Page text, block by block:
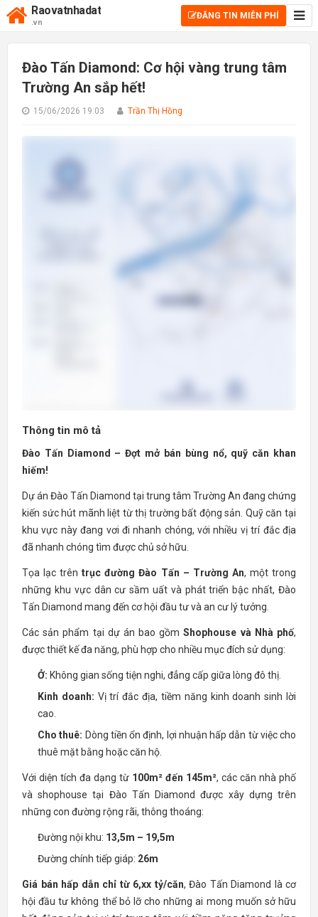
Raovatnhadat
.vn
ĐĂNG TIN MIỄN PHÍ
Đào Tấn Diamond: Cơ hội vàng trung tâm
Trường An sắp hết!
15/06/2026 19:03 Trần Thị Hồng
Thông tin mô tả
Đào Tấn Diamond – Đợt mở bán bùng nổ, quỹ căn khan
hiếm!
Dự án Đào Tấn Diamond tại trung tâm Trường An đang chứng
kiến sức hút mãnh liệt từ thị trường bất động sản. Quỹ căn tại
khu vực này đang vơi đi nhanh chóng, với nhiều vị trí đắc địa
đã nhanh chóng tìm được chủ sở hữu.
Tọa lạc trêntrục đường Đào Tấn – Trường An, một trong
những khu vực dân cư sầm uất và phát triển bậc nhất, Đào
Tấn Diamond mang đến cơ hội đầu tư và an cư lý tưởng.
Các sản phẩm tại dự án bao gồmShophouse và Nhà phố,
được thiết kế đa năng, phù hợp cho nhiều mục đích sử dụng:
Ở: Không gian sống tiện nghi, đẳng cấp giữa lòng đô thị.
Kinh doanh: Vị trí đắc địa, tiềm năng kinh doanh sinh lời
cao.
Cho thuê: Dòng tiền ổn định, lợi nhuận hấp dẫn từ việc cho
thuê mặt bằng hoặc căn hộ.
Với diện tích đa dạng từ 100m² đến 145m², các căn nhà phố
và shophouse tại Đào Tấn Diamond được xây dựng trên
những con đường rộng rãi, thông thoáng:
Đường nội khu: 13,5m – 19,5m
Đường chính tiếp giáp: 26m
Giá bán hấp dẫn chỉ từ 6,xx tỷ/căn, Đào Tấn Diamond là cơ
hội đầu tư không thể bỏ lỡ cho những ai mong muốn sở hữu